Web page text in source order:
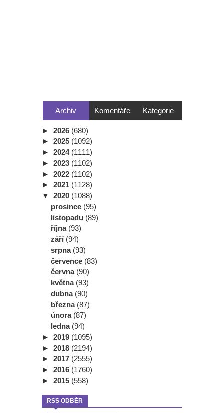
Archiv Komentáře Kategorie
► 2026 (680)
► 2025 (1092)
► 2024 (1111)
► 2023 (1102)
► 2022 (1102)
► 2021 (1128)
▼ 2020 (1088)
prosince (95)
listopadu (89)
října (93)
září (94)
srpna (93)
července (83)
června (90)
května (93)
dubna (90)
března (87)
února (87)
ledna (94)
► 2019 (1095)
► 2018 (2194)
► 2017 (2555)
► 2016 (1760)
► 2015 (558)
RSS ODBĚR